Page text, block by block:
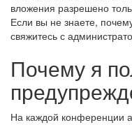
вложения разрешено
Если вы не знаете,
свяжитесь с
Почему я
На каждой конференции